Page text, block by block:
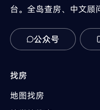
台。全岛查房、中文顾
公众号
找房
地图找房